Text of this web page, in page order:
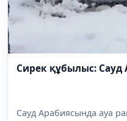
Сирек құбылыс:
Сауд Арабиясында ауа